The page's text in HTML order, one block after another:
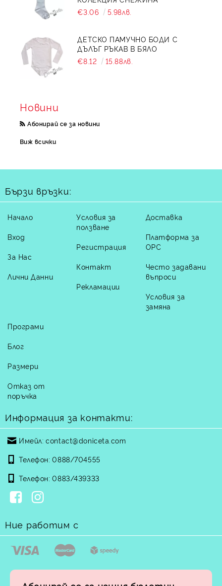
€3.06
5.98лв.
ДЕТСКО ПАМУЧНО БОДИ С
ДЪЛЪГ РЪКАВ В БЯЛО
€8.12
15.88лв.
Новини
Абонирай се за новини
Виж всички
Бързи връзки:
Начало
Вход
За Нас
Лични Данни
Условия за
ползване
Регистрация
Контакт
Рекламации
Доставка
Платформа за
ОРС
Често задавани
въпроси
Условия за
замяна
Програми
Блог
Размери
Отказ от
поръчка
Информация за контакти:
Имейл: contact@doniceta.com
Телефон: 0888/704555
Телефон: 0883/439333
Ние работим с